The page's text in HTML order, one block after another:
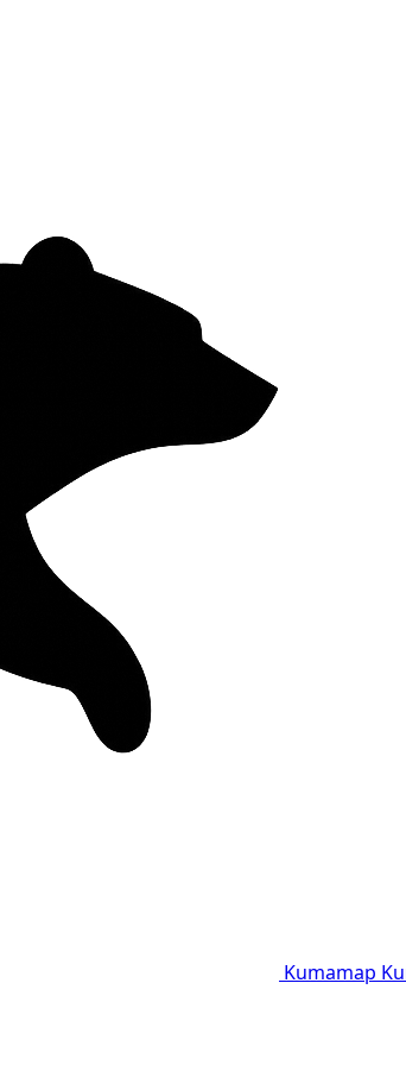
Kumamap